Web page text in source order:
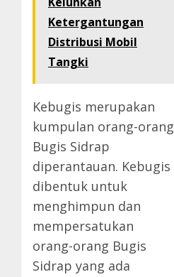
Ketergantungan
Distribusi Mobil
Tangki
Kebugis merupakan
kumpulan orang-orang
Bugis Sidrap
diperantauan. Kebugis
dibentuk untuk
menghimpun dan
mempersatukan
orang-orang Bugis
Sidrap yang ada